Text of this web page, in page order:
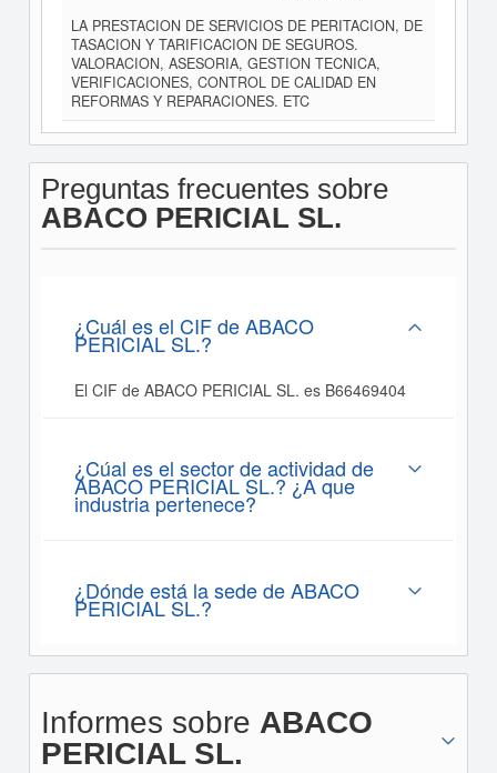
LA PRESTACION DE SERVICIOS DE PERITACION, DE
TASACION Y TARIFICACION DE SEGUROS.
VALORACION, ASESORIA, GESTION TECNICA,
VERIFICACIONES, CONTROL DE CALIDAD EN
REFORMAS Y REPARACIONES. ETC
Preguntas frecuentes sobre
ABACO PERICIAL SL.
¿Cuál es el CIF de ABACO
PERICIAL SL.?
El CIF de ABACO PERICIAL SL. es B66469404
¿Cúal es el sector de actividad de
ABACO PERICIAL SL.? ¿A que
industria pertenece?
¿Dónde está la sede de ABACO
PERICIAL SL.?
Informes sobre ABACO
PERICIAL SL.